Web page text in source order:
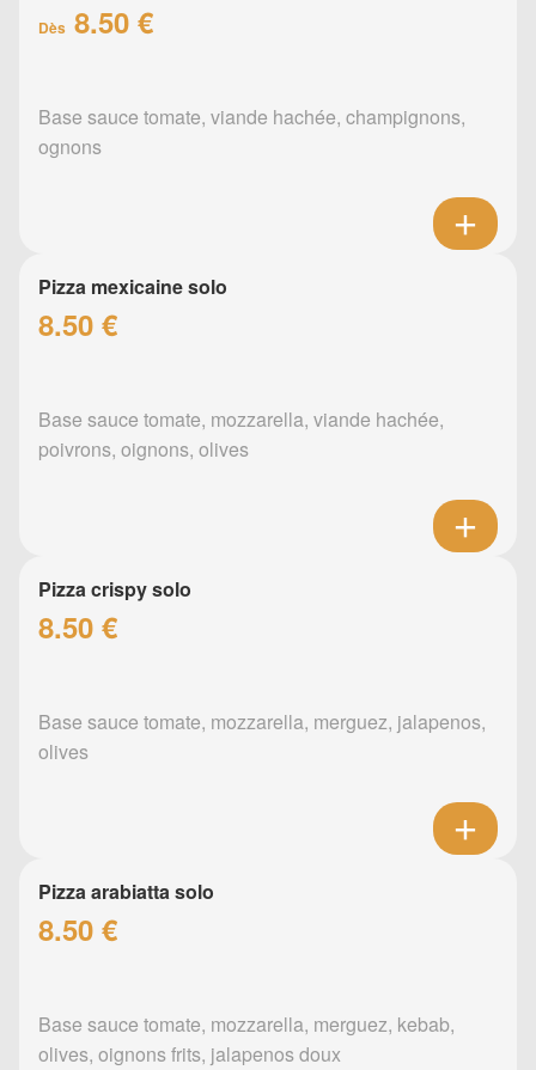
Dès 8.50 €
Base sauce tomate, viande hachée, champignons,
ognons
Pizza mexicaine solo
8.50 €
Base sauce tomate, mozzarella, viande hachée,
poivrons, oignons, olives
Pizza crispy solo
8.50 €
Base sauce tomate, mozzarella, merguez, jalapenos,
olives
Pizza arabiatta solo
8.50 €
Base sauce tomate, mozzarella, merguez, kebab,
olives, oignons frits, jalapenos doux